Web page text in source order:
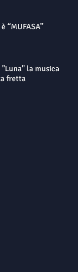
“MUFASA”
la musica
fretta